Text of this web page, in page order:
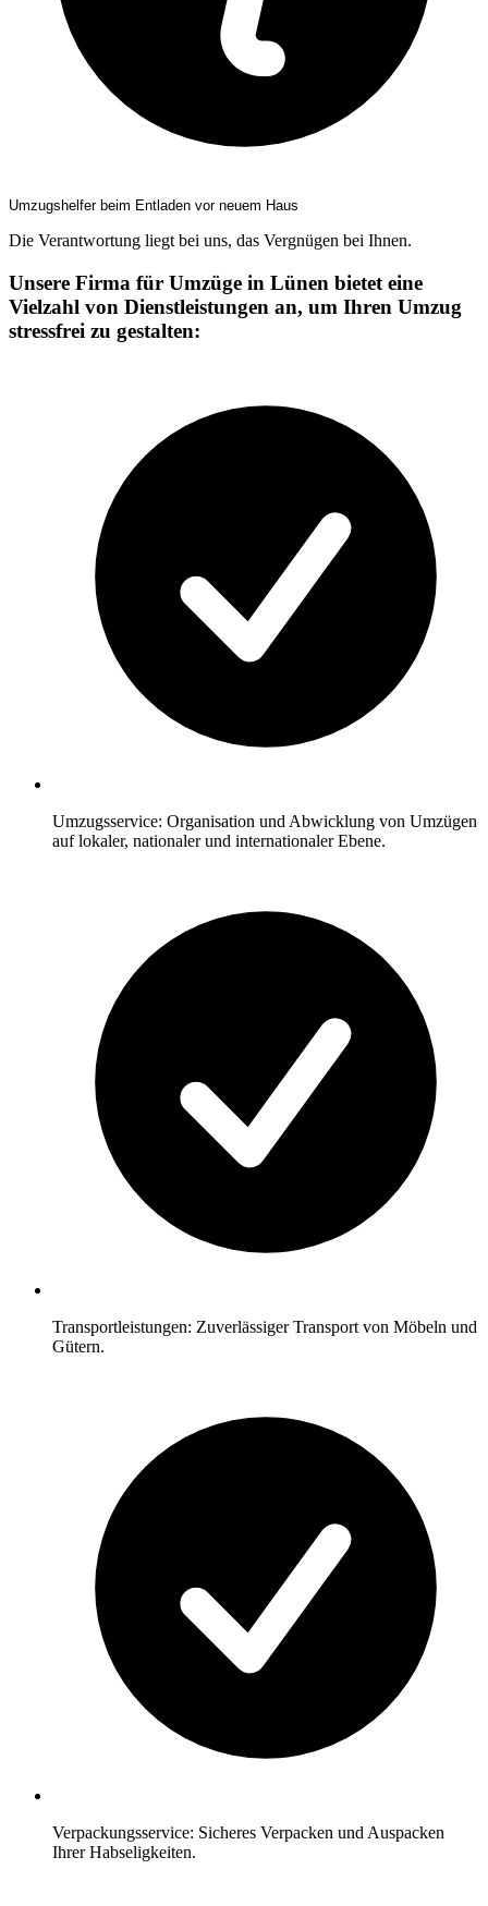
Umzugshelfer beim Entladen vor neuem Haus
Die Verantwortung liegt bei uns, das Vergnügen bei Ihnen.
Unsere Firma für Umzüge in Lünen bietet eine
Vielzahl von Dienstleistungen an, um Ihren Umzug
stressfrei zu gestalten:
Umzugsservice: Organisation und Abwicklung von Umzügen
auf lokaler, nationaler und internationaler Ebene.
Transportleistungen: Zuverlässiger Transport von Möbeln und
Gütern.
Verpackungsservice: Sicheres Verpacken und Auspacken
Ihrer Habseligkeiten.